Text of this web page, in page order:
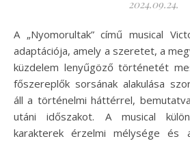
2024.09.24.
A „Nyomorultak” című musical Victor Hugo regényének
adaptációja, amely a szeretet, a
küzdelem lenyűgöző történetét
főszereplők sorsának alakulása
áll a történelmi háttérrel,
utáni időszakot. A musical
karakterek érzelmi mélysége